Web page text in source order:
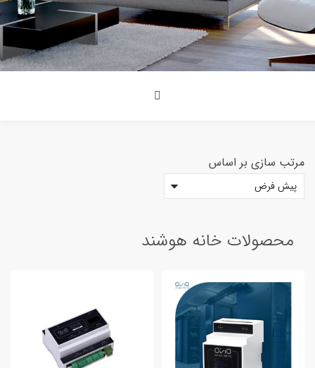
مرتب سازی بر اساس
محصولات خانه هوشند
<span>دسته بندی محصولات<span>
دستگاه آزمایشگاه
سنسور و ابزار اندازه گیری
کلید و پریز هوشمند
محصولات صنعتی